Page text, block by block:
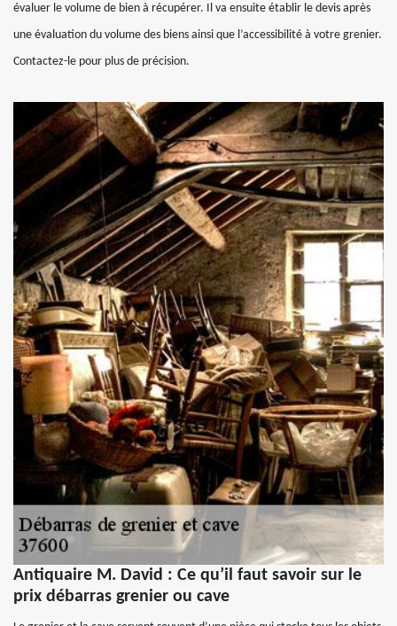
évaluer le volume de bien à récupérer. Il va ensuite établir le devis après
une évaluation du volume des biens ainsi que l’accessibilité à votre grenier.
Contactez-le pour plus de précision.
Antiquaire M. David : Ce qu’il faut savoir sur le
prix débarras grenier ou cave